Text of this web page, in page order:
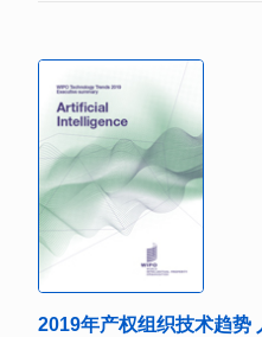
2019年产权组织技术趋势